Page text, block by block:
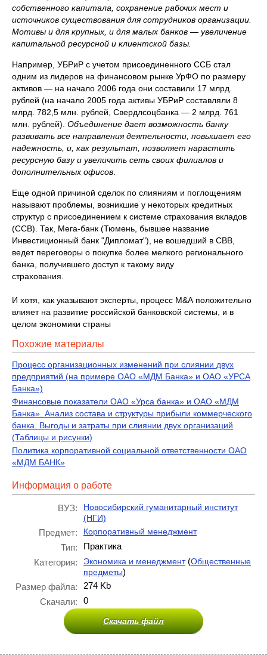
собственного капитала, сохранение рабочих мест и
источников существования для сотрудников организации.
Мотивы и для крупных, и для малых банков — увеличение
капитальной ресурсной и клиентской базы
Например, УБРиР с учетом присоединенного ССБ стал
одним из лидеров на финансовом рынке УрФО по размеру
активов — на начало 2006 года они составили 17 млрд.
рублей (на начало 2005 года активы УБРиР составляли 8
млрд. 782,5 млн. рублей, Свердлсоцбанка — 2 млрд. 761
млн. рублей). Объединение дает возможность банку
развивать все направления деятельности, повышает его
надежность, и, как результат, позволяет нарастить
ресурсную базу и увеличить сеть своих филиалов и
дополнительных офисов
Еще одной причиной сделок по слияниям и поглощениям
называют проблемы, возникшие у некоторых кредитных
структур с присоединением к системе страхования вкладов
(ССВ). Так, Мега-банк (Тюмень, бывшее название
Инвестиционный банк "Дипломат"), не вошедший в СВВ,
ведет переговоры о покупке более мелкого регионального
банка, получившего доступ к такому виду
страхования.
И хотя, как указывают эксперты, процесс М&А положительно
влияет на развитие российской банковской системы, и в
целом экономики страны
Похожие материалы
Процесс организационных изменений при слиянии двух
предприятий (на примере ОАО «МДМ Банка» и ОАО «УРСА
Банка»)
Финансовые показатели ОАО «Урса банка» и ОАО «МДМ
Банка». Анализ состава и структуры прибыли коммерческого
банка. Выгоды и затраты при слиянии двух организаций
(Таблицы и рисунки)
Политика корпоративной социальной ответственности ОАО
«МДМ БАНК»
Информация о работе
ВУЗ:
Новосибирский гуманитарный институт
(НГИ)
Предмет: Корпоративный менеджмент
Тип:
Практика
Категория:
Экономика и менеджмент(Общественные
предметы)
Размер файла:
274 Kb
Скачали:
0
Скачать файл